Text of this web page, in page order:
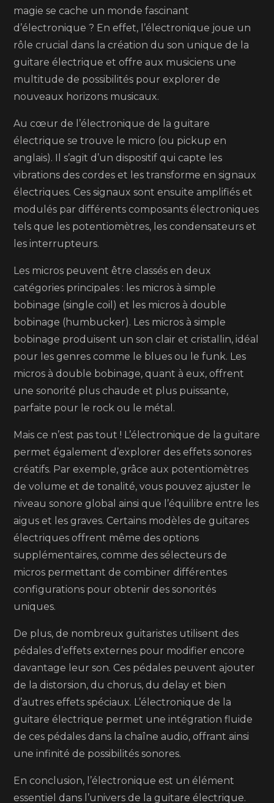
guitare
électrique
:
explorez
de
nouvelles
magie se cache un monde fascinant
d’électronique ? En effet, l’électronique joue un
rôle crucial dans la création du son unique de la
guitare électrique et offre aux musiciens une
multitude de possibilités pour explorer de
nouveaux horizons musicaux.
Au cœur de l’électronique de la guitare
électrique se trouve le micro (ou pickup en
anglais). Il s’agit d’un dispositif qui capte les
vibrations des cordes et les transforme en signaux
électriques. Ces signaux sont ensuite amplifiés et
modulés par différents composants électroniques
tels que les potentiomètres, les condensateurs et
les interrupteurs.
Les micros peuvent être classés en deux
catégories principales : les micros à simple
bobinage (single coil) et les micros à double
bobinage (humbucker). Les micros à simple
bobinage produisent un son clair et cristallin, idéal
pour les genres comme le blues ou le funk. Les
micros à double bobinage, quant à eux, offrent
une sonorité plus chaude et plus puissante,
parfaite pour le rock ou le métal.
Mais ce n’est pas tout ! L’électronique de la guitare
permet également d’explorer des effets sonores
créatifs. Par exemple, grâce aux potentiomètres
de volume et de tonalité, vous pouvez ajuster le
niveau sonore global ainsi que l’équilibre entre les
aigus et les graves. Certains modèles de guitares
électriques offrent même des options
supplémentaires, comme des sélecteurs de
micros permettant de combiner différentes
configurations pour obtenir des sonorités
uniques.
De plus, de nombreux guitaristes utilisent des
pédales d’effets externes pour modifier encore
davantage leur son. Ces pédales peuvent ajouter
de la distorsion, du chorus, du delay et bien
d’autres effets spéciaux. L’électronique de la
guitare électrique permet une intégration fluide
de ces pédales dans la chaîne audio, offrant ainsi
une infinité de possibilités sonores.
En conclusion, l’électronique est un élément
essentiel dans l’univers de la guitare électrique.